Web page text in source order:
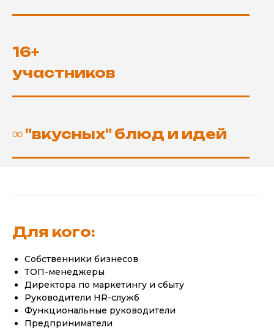
16+
участников
∞"вкусных" блюд и идей
Для кого:
Собственники бизнесов
ТОП-менеджеры
Директора по маркетингу и сбыту
Руководители HR-служб
Функциональные руководители
Предприниматели